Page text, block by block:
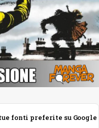
fonti preferite su Google